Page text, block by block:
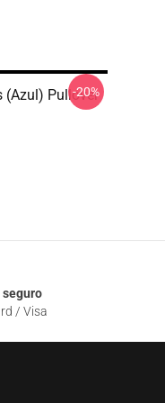
(azul) Pullover
-20%
seguro
/ Visa